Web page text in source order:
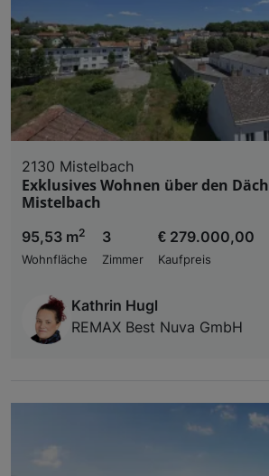
2130 Mistelbach
Exklusives Wohnen über den
Mistelbach
95,53 m2
Wohnfläche
3
Zimmer
€ 279.000,00
Kaufpreis
Kathrin Hugl
REMAX Best Nuva GmbH